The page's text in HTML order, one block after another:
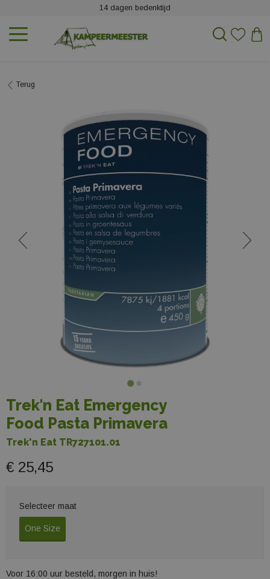
14 dagen bedenktijd
Terug
Trek'n Eat Emergency
Food Pasta Primavera
Trek'n Eat TR727101.01
€ 25,45
Selecteer maat
One Size
Voor 16:00 uur besteld, morgen in huis!